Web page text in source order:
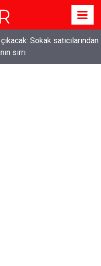
Sokak satıcılarından
sırrı